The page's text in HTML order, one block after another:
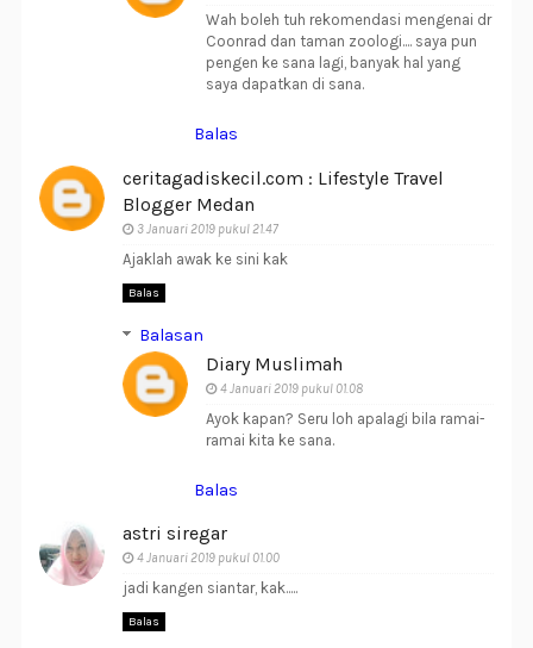
Wah boleh tuh rekomendasi mengenai dr
Coonrad dan taman zoologi.... saya pun
pengen ke sana lagi, banyak hal yang
saya dapatkan di sana.
Balas
ceritagadiskecil.com : Lifestyle Travel
Blogger Medan
3 Januari 2019 pukul 21.47
Ajaklah awak ke sini kak
Balas
Balasan
Diary Muslimah
4 Januari 2019 pukul 01.08
Ayok kapan? Seru loh apalagi bila ramai-
ramai kita ke sana.
Balas
astri siregar
4 Januari 2019 pukul 01.00
jadi kangen siantar, kak.....
Balas